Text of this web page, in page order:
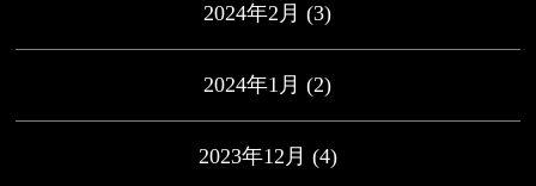
2024年2月 (3)
2024年1月 (2)
2023年12月 (4)